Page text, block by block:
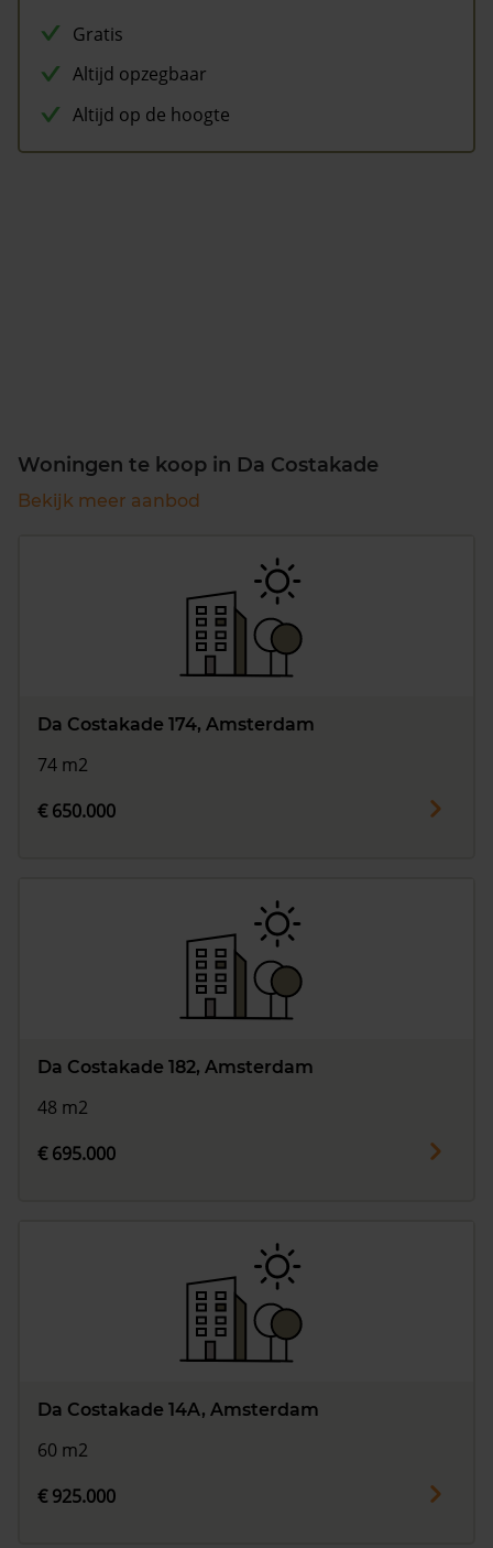
Gratis
Altijd opzegbaar
Altijd op de hoogte
Woningen te koop in Da Costakade
Bekijk meer aanbod
Da Costakade 174, Amsterdam
74 m2
€ 650.000
Da Costakade 182, Amsterdam
48 m2
€ 695.000
Da Costakade 14A, Amsterdam
60 m2
€ 925.000